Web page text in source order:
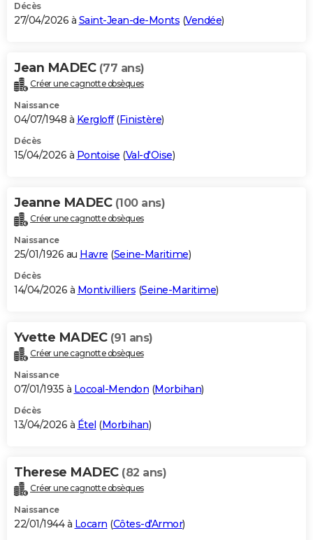
Décès
27/04/2026 à Saint-Jean-de-Monts (Vendée)
Jean MADEC (77 ans)
Créer une cagnotte obsèques
Naissance
04/07/1948 à Kergloff(Finistère)
Décès
15/04/2026 à Pontoise (Val-d'Oise)
Jeanne MADEC (100 ans)
Créer une cagnotte obsèques
Naissance
25/01/1926 au Havre (Seine-Maritime)
Décès
14/04/2026 à Montivilliers (Seine-Maritime)
Yvette MADEC (91 ans)
Créer une cagnotte obsèques
Naissance
07/01/1935 à Locoal-Mendon (Morbihan)
Décès
13/04/2026 à Étel (Morbihan)
Therese MADEC (82 ans)
Créer une cagnotte obsèques
Naissance
22/01/1944 à Locarn (Côtes-d'Armor)